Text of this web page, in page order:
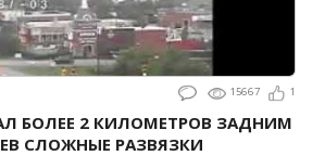
15667 1
БОЛЕЕ 2 КИЛОМЕТРОВ ЗАДНИМ
СЛОЖНЫЕ РАЗВЯЗКИ